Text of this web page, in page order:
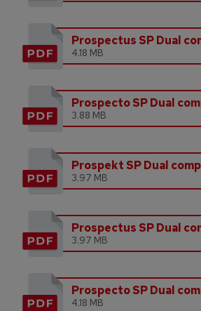
Prospectus SP Dual
4.18 MB
Prospecto SP Dual
3.88 MB
Prospekt SP Dual
3.97 MB
Prospectus SP Dual
3.97 MB
Prospecto SP Dual
4.18 MB